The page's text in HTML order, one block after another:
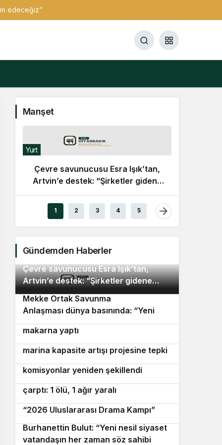
edeceğiz”
Manşet
Yurt
Çevre savunucusu Esra Işık’tan,
Artvin’e destek: “Şirketler gidene
kadar direnmeye devam
edeceğiz”
1 2 3 4 5
Gündemden Haberler
Çevre savunucusu Esra Işık’tan,
Artvin’e destek: “Şirketler gidene
kadar direnmeye devam edeceğiz”
2
Mekke Ortak Savunma
Anlaşması dünya basınında: “Yeni
paktın ilk sınavı Yemen olabilir”
3
Bornovalı muhtarlar önlüklerini giyip
makarna yaptı
marina kapasite artışı projesine tepki
Karabağlar Belediye Meclisi’nde
komisyonlar yeniden şekillendi
Marmaris’te motosiklet minibüse
çarptı: 1 ölü, 1 ağır yaralı
Avrupa’dan İzmir’e drama köprüsü:
“2026 Uluslararası Drama Kampı”
8
Burhanettin Bulut: “Yeni nesil siyaset
vatandaşın her zaman söz sahibi
9